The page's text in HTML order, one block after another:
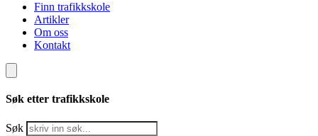
Finn trafikkskole
Artikler
Om oss
Kontakt
Søk etter trafikkskole
Søk